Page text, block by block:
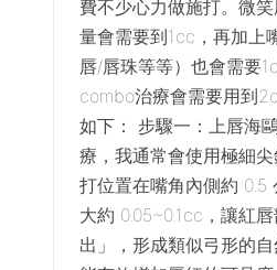
費不少心力做施打。微
量會需要到1cc，再加上
唇/唇珠等等）也會需要
combo治療會需要用到
如下： 步驟一：上唇海
療，我通常會使用極細
打位置在嘴角內側約 0.5
大約 0.05~0.1cc，讓紅
出」，形成類似弓形的